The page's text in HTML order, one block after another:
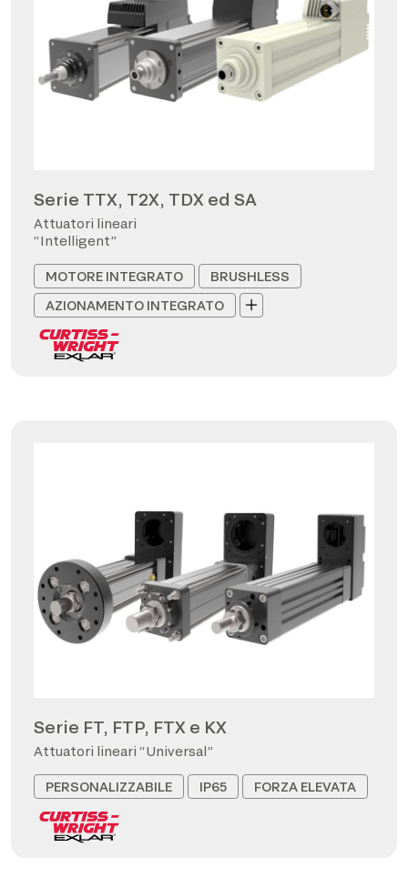
Serie TTX, T2X, TDX ed SA
Attuatori lineari
“Intelligent”
MOTORE INTEGRATO
BRUSHLESS
AZIONAMENTO INTEGRATO
Serie FT, FTP, FTX e KX
Attuatori lineari “Universal”
PERSONALIZZABILE IP65 FORZA ELEVATA